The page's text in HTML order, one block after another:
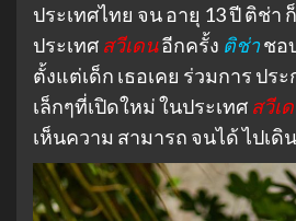
ประเทศไทย จน อายุ 13 ปี ติช่า
ประเทศ สวีเดนอีกครั้ง ติช่าชอ
ตั้งแต่เด็ก เธอเคย ร่วมการ ปร
เล็กๆที่เปิดใหม่ ในประเทศ สวีเ
เห็นความ สามารถ จนได้ ไปเ